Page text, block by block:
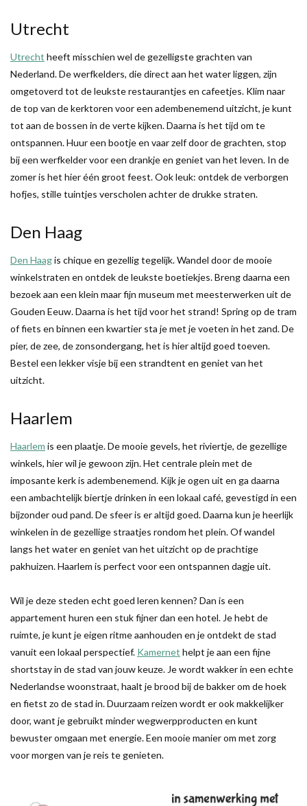
Utrecht
Utrecht heeft misschien wel de gezelligste grachten van
Nederland. De werfkelders, die direct aan het water liggen, zijn
omgetoverd tot de leukste restaurantjes en cafeetjes. Klim naar
de top van de kerktoren voor een adembenemend uitzicht, je kunt
tot aan de bossen in de verte kijken. Daarna is het tijd om te
ontspannen. Huur een bootje en vaar zelf door de grachten, stop
bij een werfkelder voor een drankje en geniet van het leven. In de
zomer is het hier één groot feest. Ook leuk: ontdek de verborgen
hofjes, stille tuintjes verscholen achter de drukke straten.
Den Haag
Den Haagis chique en gezellig tegelijk. Wandel door de mooie
winkelstraten en ontdek de leukste boetiekjes. Breng daarna een
bezoek aan een klein maar fijn museum met meesterwerken uit de
Gouden Eeuw. Daarna is het tijd voor het strand! Spring op de tram
of fiets en binnen een kwartier sta je met je voeten in het zand. De
pier, de zee, de zonsondergang, het is hier altijd goed toeven.
Bestel een lekker visje bij een strandtent en geniet van het
uitzicht.
Haarlem
Haarlem is een plaatje. De mooie gevels, het riviertje, de gezellige
winkels, hier wil je gewoon zijn. Het centrale plein met de
imposante kerk is adembenemend. Kijk je ogen uit en ga daarna
een ambachtelijk biertje drinken in een lokaal café, gevestigd in een
bijzonder oud pand. De sfeer is er altijd goed. Daarna kun je heerlijk
winkelen in de gezellige straatjes rondom het plein. Of wandel
langs het water en geniet van het uitzicht op de prachtige
pakhuizen. Haarlem is perfect voor een ontspannen dagje uit.
Wil je deze steden echt goed leren kennen? Dan is een
appartement huren een stuk fijner dan een hotel. Je hebt de
ruimte, je kunt je eigen ritme aanhouden en je ontdekt de stad
vanuit een lokaal perspectief. Kamernet helpt je aan een fijne
shortstay in de stad van jouw keuze. Je wordt wakker in een echte
Nederlandse woonstraat, haalt je brood bij de bakker om de hoek
en fietst zo de stad in. Duurzaam reizen wordt er ook makkelijker
door, want je gebruikt minder wegwerpproducten en kunt
bewuster omgaan met energie. Een mooie manier om met zorg
voor morgen van je reis te genieten.